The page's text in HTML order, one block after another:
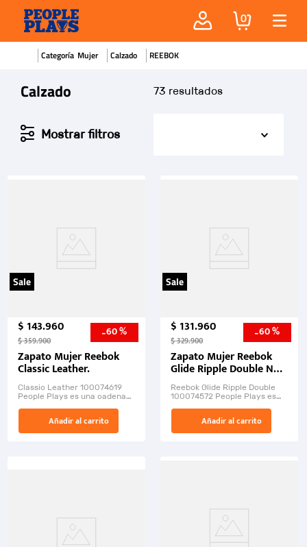
0
Mujer Calzado REEBOK
Calzado 73
Sale
$143.960
$359.900
-60 %
Zapato Mujer Reebok
Classic Leather.
Classic Leather 100074619
People Plays es una cadena
ofrece una amplia variedad
de productos c...
Añadir al carrito
Sale
$131.960
$329.900
-60 %
Zapato Mujer Reebok
Glide Ripple Double Ng-
Bl.
Reebok Glide Ripple Double
100074572 People Plays es
deportivas que ofrece una
amplia variedad de ...
Añadir al carrito